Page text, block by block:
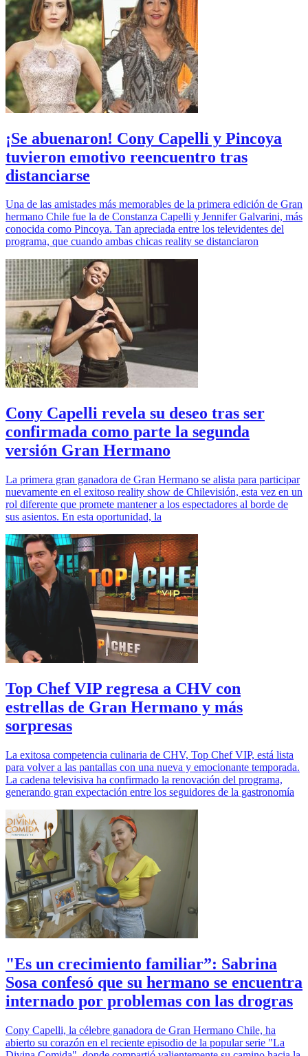
¡Se abuenaron! Cony Capelli y Pincoya
tuvieron emotivo reencuentro tras
distanciarse
Una de las amistades más memorables de la primera edición de Gran
hermano Chile fue la de Constanza Capelli y Jennifer Galvarini, más
conocida como Pincoya. Tan apreciada entre los televidentes del
programa, que cuando ambas chicas reality se distanciaron
Cony Capelli revela su deseo tras ser
confirmada como parte la segunda
versión Gran Hermano
La primera gran ganadora de Gran Hermano se alista para participar
nuevamente en el exitoso reality show de Chilevisión, esta vez en un
rol diferente que promete mantener a los espectadores al borde de
sus asientos. En esta oportunidad, la
Top Chef VIP regresa a CHV con
estrellas de Gran Hermano y más
sorpresas
La exitosa competencia culinaria de CHV, Top Chef VIP, está lista
para volver a las pantallas con una nueva y emocionante temporada.
La cadena televisiva ha confirmado la renovación del programa,
generando gran expectación entre los seguidores de la gastronomía
"Es un crecimiento familiar”: Sabrina
Sosa confesó que su hermano se encuentra
internado por problemas con las drogras
Cony Capelli, la célebre ganadora de Gran Hermano Chile, ha
abierto su corazón en el reciente episodio de la popular serie "La